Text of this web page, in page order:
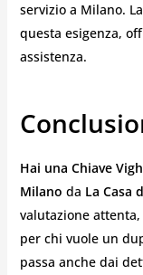
servizio a Milano.
questa esigenza,
assistenza.
Hai una Chiave
Milano da La Casa
valutazione
per chi vuole un
passa anche dai